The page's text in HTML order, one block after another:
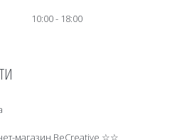
10:00 18:00
магазин BeCreative ☆☆